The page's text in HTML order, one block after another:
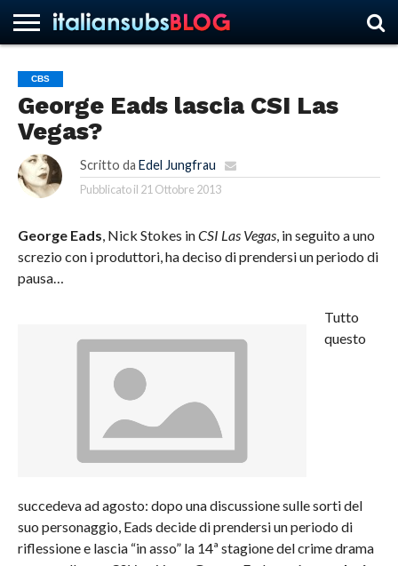
HOME
NEWS
ASCOLTI
RECENSIONI
INTERVISTE
CURIOSITÀ
CHI
SIAMO
CONTATTACI
FORUM
ITALIANSUBS
CBS
George Eads lascia CSI Las
Vegas?
Scritto da Edel Jungfrau
Pubblicato il 21 Ottobre 2013
George Eads, Nick Stokes inCSI Las Vegas, in seguito a uno
screzio con i produttori, ha deciso di prendersi un periodo di
pausa…
Tutto
questo
succedeva ad agosto: dopo una discussione sulle sorti del
suo personaggio, Eads decide di prendersi un periodo di
riflessione e lascia “in asso” la 14ª stagione del crime drama